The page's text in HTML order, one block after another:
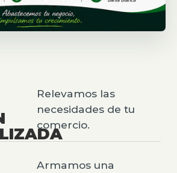
Relevamos las
necesidades de tu
comercio.
Armamos una